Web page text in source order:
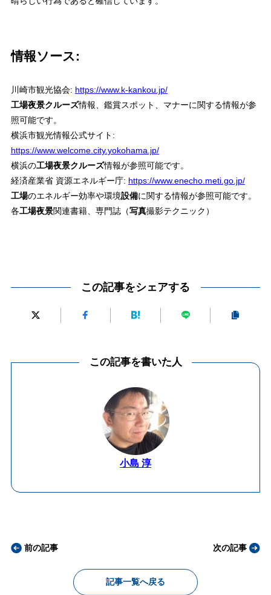
情報ソース:
川崎市観光協会: https://www.k-kankou.jp/
工場夜景クルーズ情報、鑑賞スポット、マナーに関する情報が参
照可能です。
横浜市観光情報公式サイト:
https://www.welcome.city.yokohama.jp/
横浜の工場夜景クルーズ情報が参照可能です。
経済産業省 資源エネルギー庁: https://www.enecho.meti.go.jp/
工場のエネルギー効率や環境設備に関する情報が参照可能です。
各工場夜景関連書籍、専門誌（写真撮影テクニック）
この記事をシェアする
この記事を書いた人
小島 淳
前の記事
記事一覧へ戻る
次の記事